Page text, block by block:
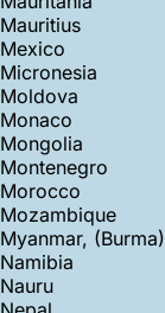
Mauritius
Mexico
Micronesia
Moldova
Monaco
Mongolia
Montenegro
Morocco
Mozambique
Myanmar, (Burma)
Namibia
Nauru